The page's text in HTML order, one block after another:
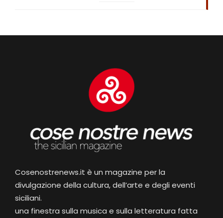
Cosenostrenews.it è un magazine per la
divulgazione della cultura, dell’arte e degli eventi
siciliani.
una finestra sulla musica e sulla letteratura fatta